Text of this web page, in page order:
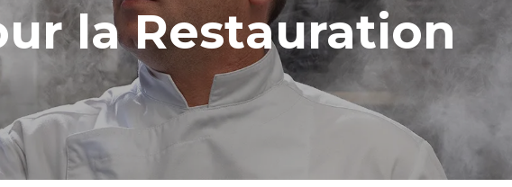
la Restauration